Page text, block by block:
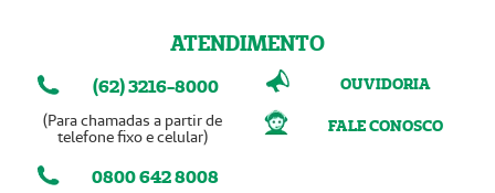
ATENDIMENTO
(62) 3216-8000
(Para chamadas a partir de
telefone fixo e celular)
0800 642 8008
OUVIDORIA
FALE CONOSCO